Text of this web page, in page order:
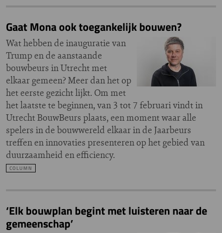
Gaat Mona ook toegankelijk bouwen?
Wat hebben de inauguratie van
Trump en de aanstaande
bouwbeurs in Utrecht met
elkaar gemeen? Meer dan het op
het eerste gezicht lijkt. Om met
het laatste te beginnen, van 3 tot 7 februari vindt in
Utrecht BouwBeurs plaats, een moment waar alle
spelers in de bouwwereld elkaar in de Jaarbeurs
treffen en innovaties presenteren op het gebied van
duurzaamheid en efficiency.
COLUMN
‘Elk bouwplan begint met luisteren naar de
gemeenschap’